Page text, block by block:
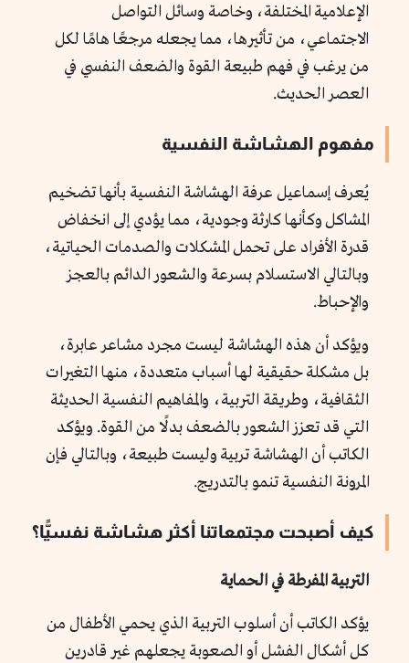
الإعلامية المختلفة، وخاصة وسائل التواصل
الاجتماعي، من تأثيرها، مما يجعله مرجعًا هامًا لكل
من يرغب في فهم طبيعة القوة والضعف النفسي في
العصر الحديث.
مفهوم الهشاشة النفسية
يُعرف إسماعيل عرفة الهشاشة النفسية بأنها تضخيم
المشاكل وكأنها كارثة وجودية، مما يؤدي إلى انخفاض
قدرة الأفراد على تحمل المشكلات والصدمات الحياتية،
وبالتالي الاستسلام بسرعة والشعور الدائم بالعجز
والإحباط.
ويؤكد أن هذه الهشاشة ليست مجرد مشاعر عابرة،
بل مشكلة حقيقية لها أسباب متعددة، منها التغيرات
الثقافية، وطريقة التربية، والمفاهيم النفسية الحديثة
التي قد تعزز الشعور بالضعف بدلًا من القوة. ويؤكد
الكاتب أن الهشاشة تربية وليست طبيعة، وبالتالي فإن
المرونة النفسية تنمو بالتدريج.
كيف أصبحت مجتمعاتنا أكثر هشاشة نفسيًّا؟
التربية المفرطة في الحماية
يؤكد الكاتب أن أسلوب التربية الذي يحمي الأطفال من
كل أشكال الفشل أو الصعوبة يجعلهم غير قادرين